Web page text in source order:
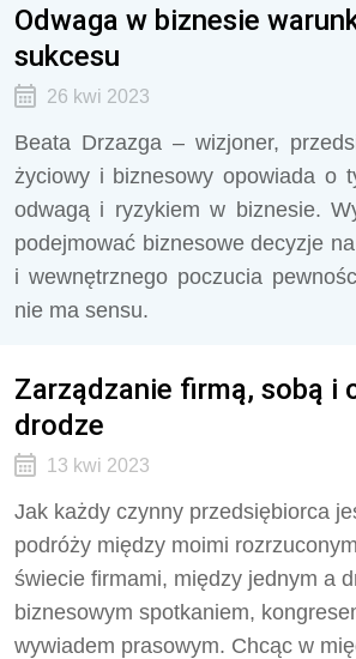
Odwaga w biznesie
sukcesu
26 kwi 2023
Beata Drzazga – wizjoner,
życiowy i biznesowy opowiada o
odwagą i ryzykiem w biznesie.
podejmować biznesowe decyzje
i wewnętrznego poczucia
nie ma sensu.
Zarządzanie firmą, sobą i
drodze
13 kwi 2023
Jak każdy czynny przedsiębiorca
podróży między moimi
świecie firmami, między jednym a
biznesowym spotkaniem,
wywiadem prasowym. Chcąc w